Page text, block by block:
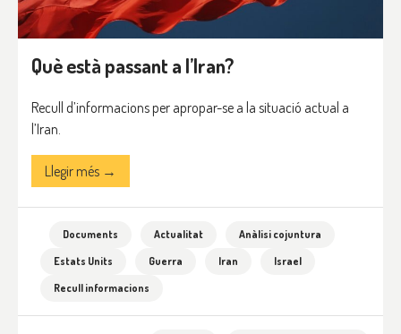
Què està passant a l’Iran?
Recull d’informacions per apropar-se a la situació actual a
l’Iran.
Llegir més →
Documents Actualitat
Anàlisi cojuntura
Estats Units
Guerra Iran
Israel
Recull informacions